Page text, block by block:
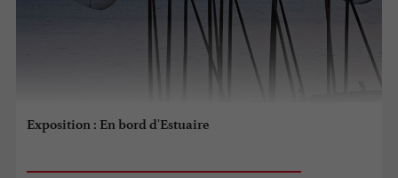
Exposition : En bord d'Estuaire